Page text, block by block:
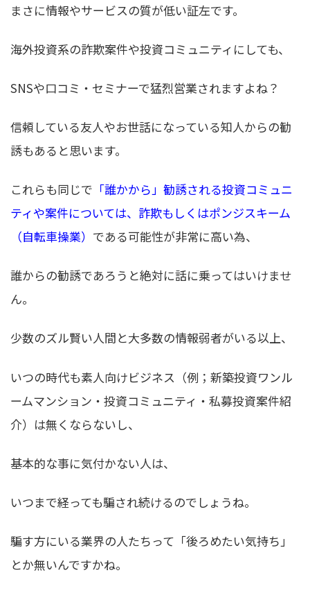
まさに情報やサービスの質が低い証左です。
海外投資系の詐欺案件や投資コミュニティにしても、
SNSや口コミ・セミナーで猛烈営業されますよね？
信頼している友人やお世話になっている知人からの勧
誘もあると思います。
これらも同じで 「誰かから」勧誘される投資コミュニ
ティや案件については、詐欺もしくはポンジスキーム
（自転車操業） である可能性が非常に高い為、
誰からの勧誘であろうと絶対に話に乗ってはいけませ
ん。
少数のズル賢い人間と大多数の情報弱者がいる以上、
いつの時代も素人向けビジネス（例；新築投資ワンル
ームマンション・投資コミュニティ・私募投資案件紹
介）は無くならないし、
基本的な事に気付かない人は、
いつまで経っても騙され続けるのでしょうね。
騙す方にいる業界の人たちって「後ろめたい気持ち」
とか無いんですかね。